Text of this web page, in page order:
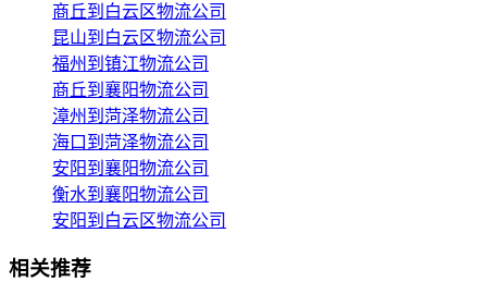
商丘到白云区物流公司
昆山到白云区物流公司
福州到镇江物流公司
商丘到襄阳物流公司
漳州到菏泽物流公司
海口到菏泽物流公司
安阳到襄阳物流公司
衡水到襄阳物流公司
安阳到白云区物流公司
相关推荐